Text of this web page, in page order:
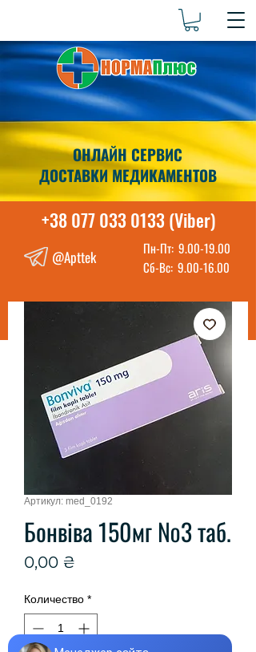
ОНЛАЙН СЕРВИС
ДОСТАВКИ МЕДИКАМЕНТОВ
+38 077 033 0133 (Viber)
@Apttek Пн-Пт: 9.00-19.00
Сб-Вс: 9.00-16.00
Артикул: med_0192
Бонвіва 150мг №3 таб.
0,00 ₴
Количество *